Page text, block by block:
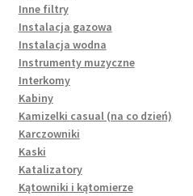
Inne filtry
Instalacja gazowa
Instalacja wodna
Instrumenty muzyczne
Interkomy
Kabiny
Kamizelki casual (na co dzień)
Karczowniki
Kaski
Katalizatory
Kątowniki i kątomierze